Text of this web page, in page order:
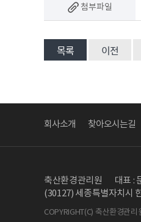
첨부파일
목록 이전
회사소개 찾아오시는길
축산환경관리원 대표 :
(30127) 세종특별자치시
COPYRIGHT(C) 축산환경관리